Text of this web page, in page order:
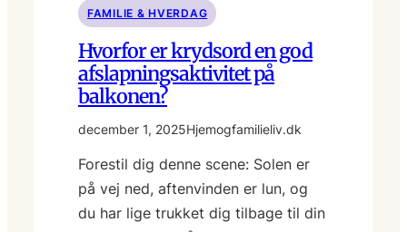
FAMILIE & HVERDAG
Hvorfor er krydsord en god
afslapningsaktivitet på
balkonen?
december 1, 2025Hjemogfamilieliv.dk
Forestil dig denne scene: Solen er
på vej ned, aftenvinden er lun, og
du har lige trukket dig tilbage til din